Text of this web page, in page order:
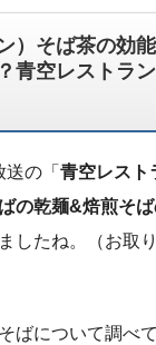
）そば茶の効
青空レストラ
の「 青空レスト
の乾麺&焙煎そ
したね。（お取
ばについて調べ